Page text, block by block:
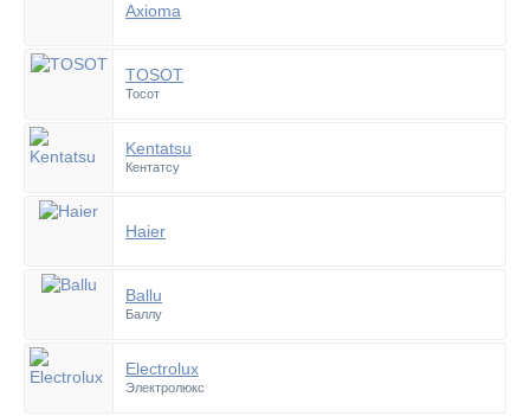
Axioma
TOSOT
Тосот
Kentatsu
Кентатсу
Haier
Ballu
Баллу
Electrolux
Электролюкс